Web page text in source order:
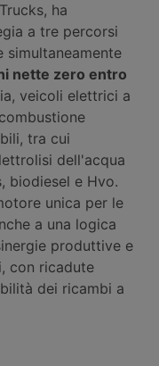
ha
a tre percorsi
simultaneamente
nette zero entro
veicoli elettrici a
tra cui
dell'acqua
biodiesel e Hvo.
unica per le
a una logica
produttive e
con ricadute
dei ricambi a